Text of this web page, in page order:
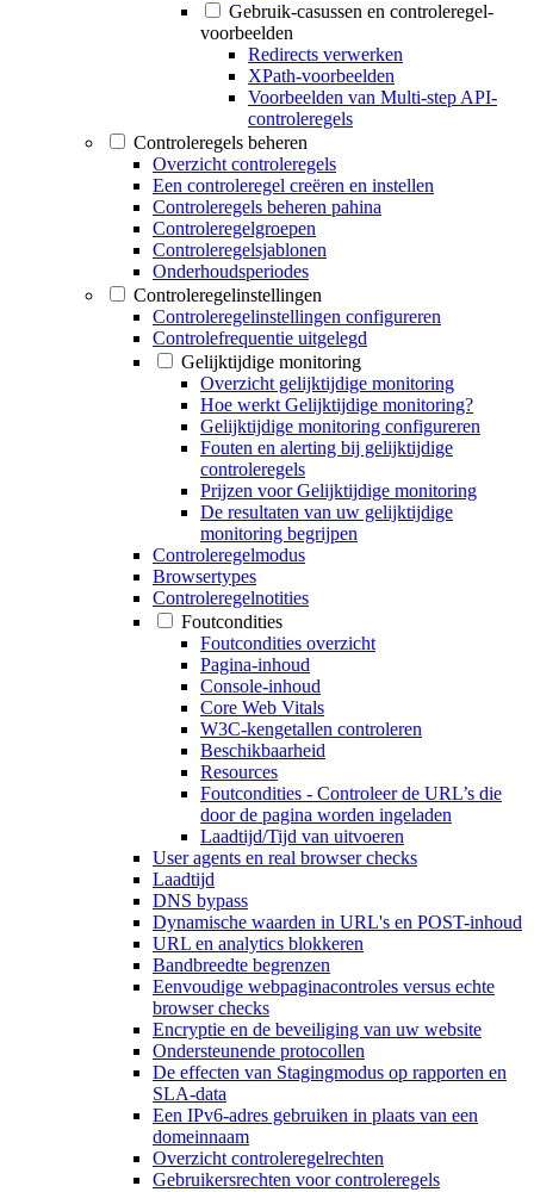
Gebruik-casussen en controleregel-
voorbeelden
Redirects verwerken
XPath-voorbeelden
Voorbeelden van Multi-step API-
controleregels
Controleregels beheren
Overzicht controleregels
Een controleregel creëren en instellen
Controleregels beheren pahina
Controleregelgroepen
Controleregelsjablonen
Onderhoudsperiodes
Controleregelinstellingen
Controleregelinstellingen configureren
Controlefrequentie uitgelegd
Gelijktijdige monitoring
Overzicht gelijktijdige monitoring
Hoe werkt Gelijktijdige monitoring?
Gelijktijdige monitoring configureren
Fouten en alerting bij gelijktijdige
controleregels
Prijzen voor Gelijktijdige monitoring
De resultaten van uw gelijktijdige
monitoring begrijpen
Controleregelmodus
Browsertypes
Controleregelnotities
Foutcondities
Foutcondities overzicht
Pagina-inhoud
Console-inhoud
Core Web Vitals
W3C-kengetallen controleren
Beschikbaarheid
Resources
Foutcondities - Controleer de URL’s die
door de pagina worden ingeladen
Laadtijd/Tijd van uitvoeren
User agents en real browser checks
Laadtijd
DNS bypass
Dynamische waarden in URL's en POST-inhoud
URL en analytics blokkeren
Bandbreedte begrenzen
Eenvoudige webpaginacontroles versus echte
browser checks
Encryptie en de beveiliging van uw website
Ondersteunende protocollen
De effecten van Stagingmodus op rapporten en
SLA-data
Een IPv6-adres gebruiken in plaats van een
domeinnaam
Overzicht controleregelrechten
Gebruikersrechten voor controleregels